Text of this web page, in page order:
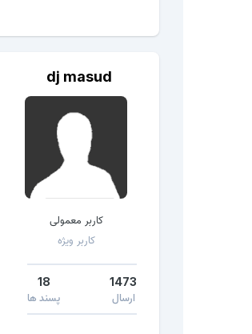
dj masud
کاربر معمولی
کاربر ویژه
1473
ارسال
18
پسند ها